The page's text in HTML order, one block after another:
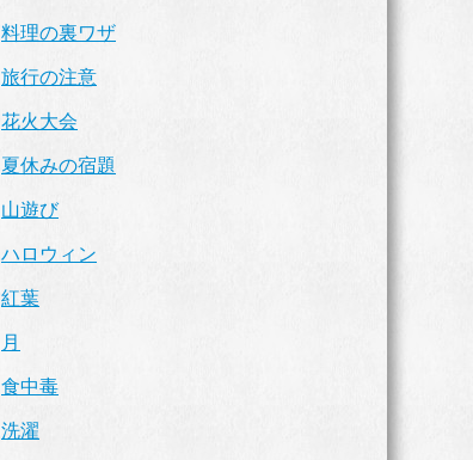
料理の裏ワザ
旅行の注意
花火大会
夏休みの宿題
山遊び
ハロウィン
紅葉
月
食中毒
洗濯